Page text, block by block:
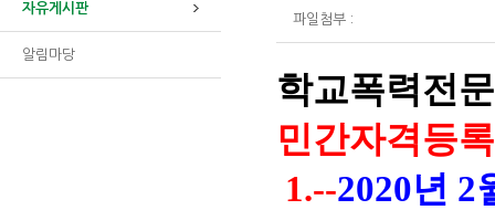
자유게시판
알림마당
파일첨부 :
학교폭력전
민간자격등
1.--2020년 2